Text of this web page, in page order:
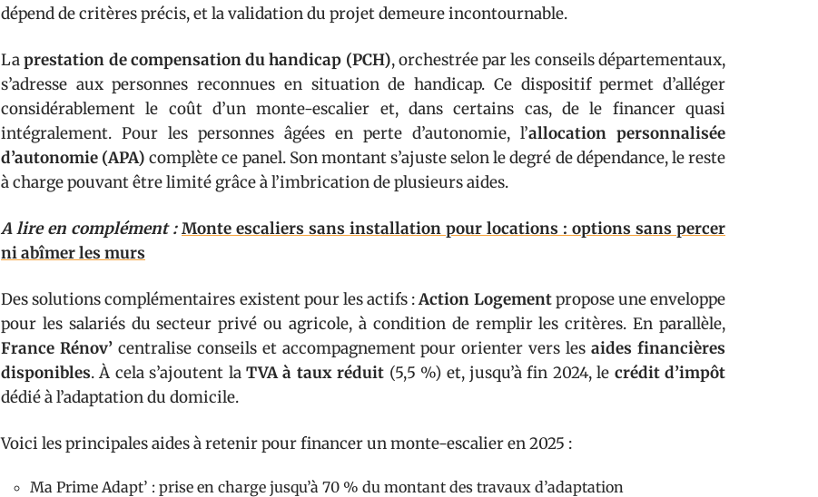
dépend de critères précis, et la validation du projet demeure incontournable.
Laprestation de compensation du handicap (PCH), orchestrée par les conseils départementaux,
s’adresse aux personnes reconnues en situation de handicap. Ce dispositif permet d’alléger
considérablement le coût d’un monte-escalier et, dans certains cas, de le financer quasi
intégralement. Pour les personnes âgées en perte d’autonomie, l’allocation personnalisée
d’autonomie (APA) complète ce panel. Son montant s’ajuste selon le degré de dépendance, le reste
à charge pouvant être limité grâce à l’imbrication de plusieurs aides.
A lire en complément : Monte escaliers sans installation pour locations : options sans percer
ni abîmer les murs
Des solutions complémentaires existent pour les actifs :Action Logementpropose une enveloppe
pour les salariés du secteur privé ou agricole, à condition de remplir les critères. En parallèle,
France Rénov’centralise conseils et accompagnement pour orienter vers lesaides financières
disponibles. À cela s’ajoutent laTVA à taux réduit (5,5 %) et, jusqu’à fin 2024, le crédit d’impôt
dédié à l’adaptation du domicile.
Voici les principales aides à retenir pour financer un monte-escalier en 2025 :
Ma Prime Adapt’ : prise en charge jusqu’à 70 % du montant des travaux d’adaptation